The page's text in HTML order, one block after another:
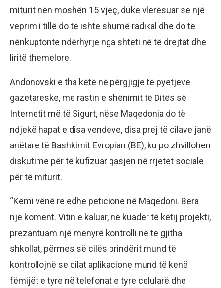
miturit nën moshën 15 vjeç, duke vlerësuar se një
veprim i tillë do të ishte shumë radikal dhe do të
nënkuptonte ndërhyrje nga shteti në të drejtat dhe
liritë themelore.
Andonovski e tha këtë në përgjigje të pyetjeve
gazetareske, me rastin e shënimit të Ditës së
Internetit më të Sigurt, nëse Maqedonia do të
ndjekë hapat e disa vendeve, disa prej të cilave janë
anëtare të Bashkimit Evropian (BE), ku po zhvillohen
diskutime për të kufizuar qasjen në rrjetet sociale
për të miturit.
“Kemi vënë re edhe peticione në Maqedoni. Bëra
një koment. Vitin e kaluar, në kuadër të këtij projekti,
prezantuam një mënyrë kontrolli në të gjitha
shkollat, përmes së cilës prindërit mund të
kontrollojnë se cilat aplikacione mund të kenë
fëmijët e tyre në telefonat e tyre celularë dhe